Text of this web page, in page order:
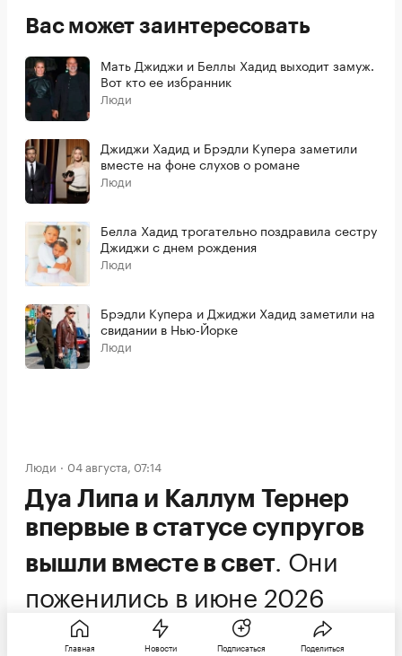
Вас может заинтересовать
Мать Джиджи и Беллы Хадид выходит замуж.
Вот кто ее избранник
Люди
Джиджи Хадид и Брэдли Купера заметили
вместе на фоне слухов о романе
Люди
Белла Хадид трогательно поздравила сестру
Джиджи с днем рождения
Люди
Брэдли Купера и Джиджи Хадид заметили на
свидании в Нью-Йорке
Люди
Люди 04 августа, 07:14
Дуа Липа и Каллум Тернер
впервые в статусе супругов
вышли вместе в свет. Они
поженились в июне 2026
года на Сицилии
Главная Новости Подписаться Поделиться